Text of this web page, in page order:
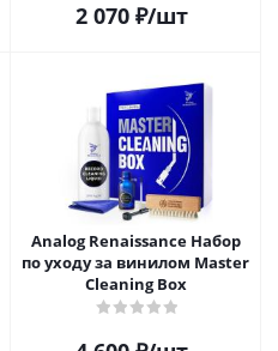
2 070₽/шт
Analog Renaissance Набор
по уходу за винилом Master
Cleaning Box